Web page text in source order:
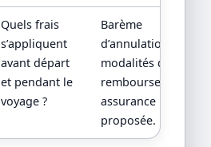
Quels frais
s’appliquent
avant départ
et pendant le
voyage ?
Barème
d’annulation,
modalités de
remboursement,
assurance
proposée.